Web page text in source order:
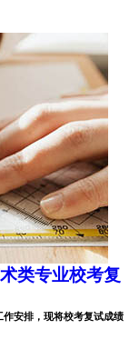
类专业校考复
安排，现将校考复试成绩